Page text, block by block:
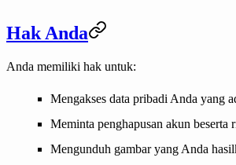
Hak Anda
Anda memiliki hak untuk:
Mengakses data pribadi Anda yang
Meminta penghapusan akun beserta
Mengunduh gambar yang Anda